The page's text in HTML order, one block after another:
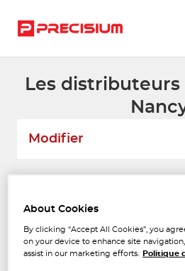
RÉSEAU PRECISIUM
NOUS REJOINDRE
CONTACTEZ-NOUS
Les distributeurs
Modifier
1 LORTRUCKS
Za les Moussieres
About Cookies
By clicking “Accept All Cookies”, you
on your device to enhance site
assist in our marketing efforts.
Politique